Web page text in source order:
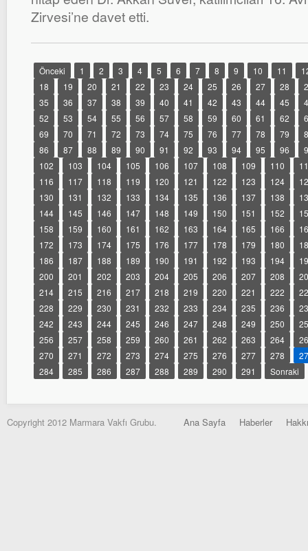
Zirvesi’ne davet etti.
Önceki 1 2 3 4 5 6 7 8 9 10 11
18
19 20 21 22 23 24 25 26 27 28
35
36 37 38 39 40 41 42 43 44 45
52
53 54 55 56 57 58 59 60 61 62
69
70 71 72 73 74 75 76 77 78 79
86
87 88 89 90 91 92 93 94 95 96
102
103 104 105 106 107 108 109 110
116
117 118 119 120 121 122 123 124
130
131 132 133 134 135 136 137 138
144
145 146 147 148 149 150 151 152
158
159 160 161 162 163 164 165 166
172
173 174 175 176 177 178 179 180
186
187 188 189 190 191 192 193 194
200
201 202 203 204 205 206 207 208
214
215 216 217 218 219 220 221 222
228
229 230 231 232 233 234 235 236
242
243 244 245 246 247 248 249 250
256
257 258 259 260 261 262 263 264
270
271 272 273 274 275 276 277 278
284
285 286 287 288 289 290 291 Sonraki
Copyright 2012 Marmara Vakfı Grubu. Ana Sayfa Haberler